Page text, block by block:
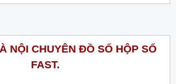
NỘI CHUYÊN ĐỒ SỐ HỘP SỐ
FAST.